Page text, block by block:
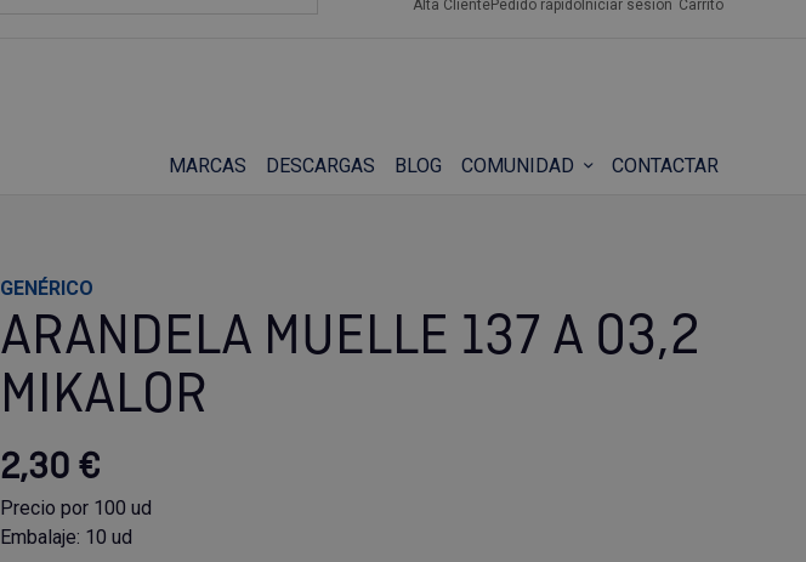
Alta ClientePedido rápido Iniciar sesión Carrito
MARCAS DESCARGAS BLOG COMUNIDAD CONTACTAR
GENÉRICO
ARANDELA MUELLE 137 A 03,2
MIKALOR
2,30 €
Precio por 100 ud
Embalaje: 10 ud